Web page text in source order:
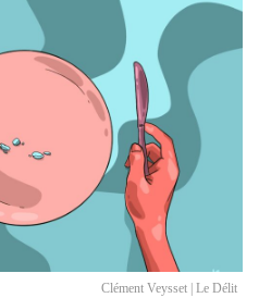
Clément Veysset | Le Délit